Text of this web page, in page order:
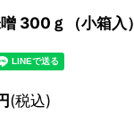
300ｇ（小箱入）
(税込)